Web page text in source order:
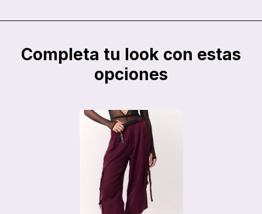
Completa tu look con estas
opciones